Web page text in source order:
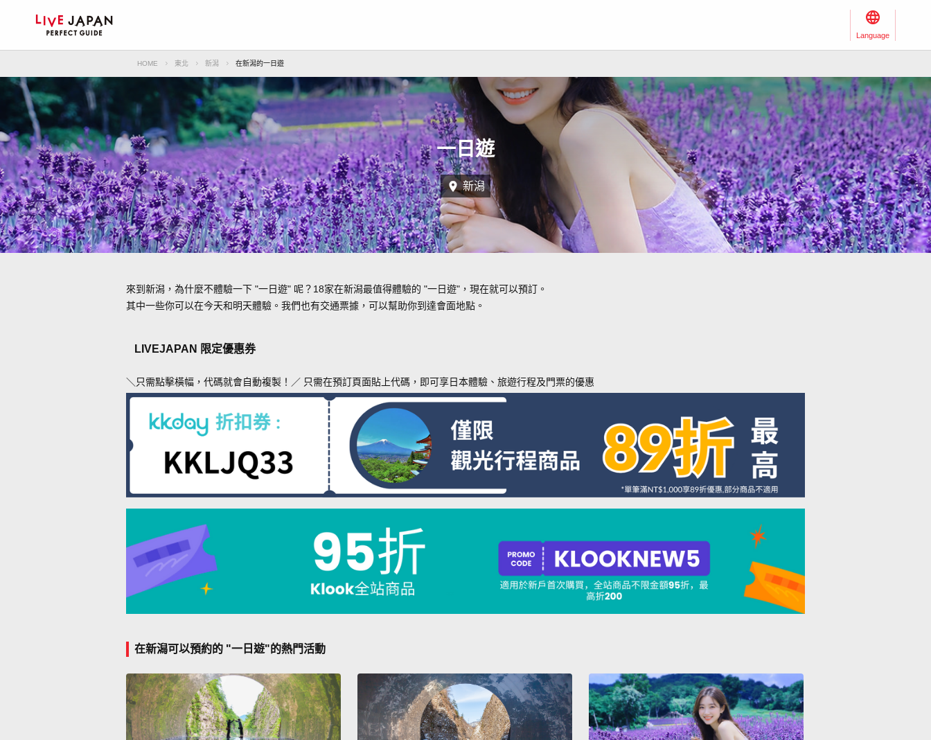
Language
HOME 東北 新潟 在新潟的一日遊
一日遊
新潟
來到新潟，為什麼不體驗一下 "一日遊" 呢？18家在新潟最值得體驗的 "一日遊"，現在就可以預訂。
其中一些你可以在今天和明天體驗。我們也有交通票據，可以幫助你到達會面地點。
LIVEJAPAN 限定優惠券
＼只需點擊橫幅，代碼就會自動複製！／ 只需在預訂頁面貼上代碼，即可享日本體驗、旅遊行程及門票的優惠
在新潟可以預約的 "一日遊"的熱門活動